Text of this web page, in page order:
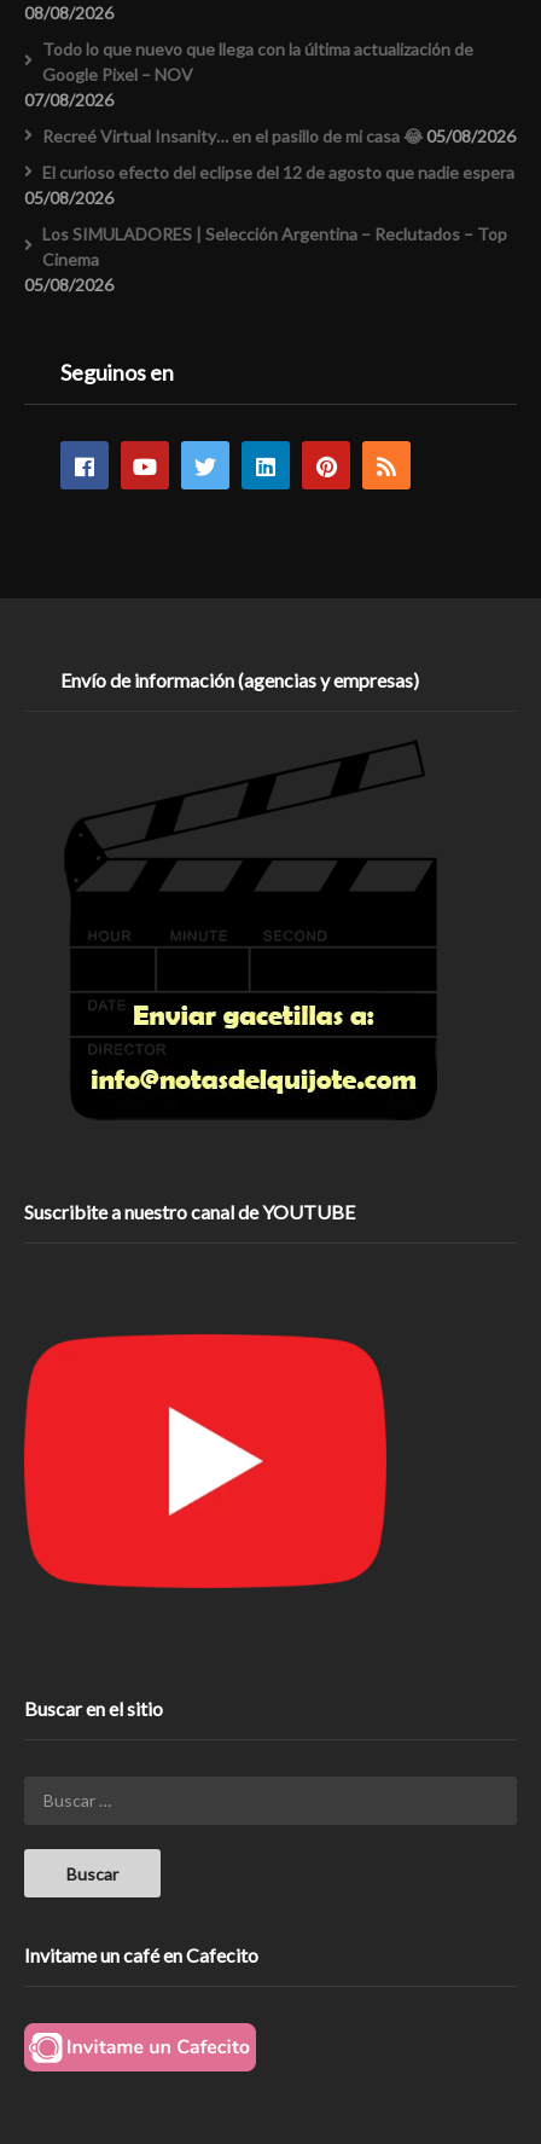
08/08/2026
Todo lo que nuevo que llega con la última actualización de
Google Pixel – NOV
07/08/2026
Recreé Virtual Insanity… en el pasillo de mi casa 😂05/08/2026
El curioso efecto del eclipse del 12 de agosto que nadie espera
05/08/2026
Los SIMULADORES | Selección Argentina – Reclutados – Top
Cinema
05/08/2026
Seguinos en
Envío de información (agencias y empresas)
Suscribite a nuestro canal de YOUTUBE
Buscar en el sitio
Invitame un café en Cafecito